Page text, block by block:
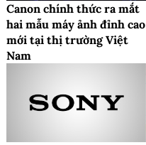
Canon chính thức ra mắt
hai mẫu máy ảnh đỉnh cao
mới tại thị trường Việt
Nam